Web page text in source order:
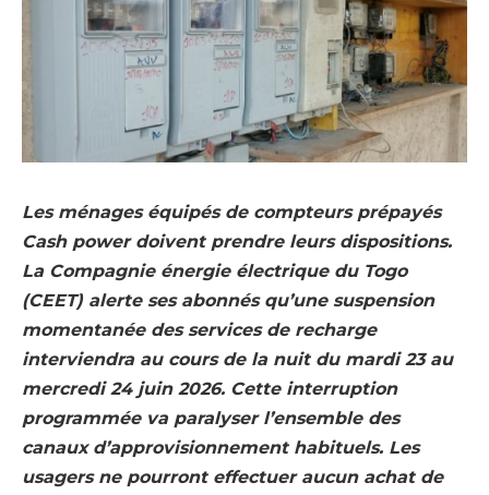
Les ménages équipés de compteurs prépayés
Cash power doivent prendre leurs dispositions.
La Compagnie énergie électrique du Togo
(CEET) alerte ses abonnés qu’une suspension
momentanée des services de recharge
interviendra au cours de la nuit du mardi 23 au
mercredi 24 juin 2026. Cette interruption
programmée va paralyser l’ensemble des
canaux d’approvisionnement habituels. Les
usagers ne pourront effectuer aucun achat de